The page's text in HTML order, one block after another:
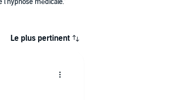
Le plus pertinent